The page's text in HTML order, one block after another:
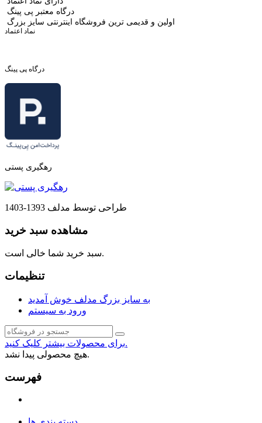
درگاه معتبر پی پینگ
اولین و قدیمی ترین فروشگاه اینترنتی سایز بزرگ
نماد اعتماد
درگاه پی پینگ
رهگیری پستی
طراحی توسط مدلف 1393-1403
مشاهده سبد خرید
سبد خرید شما خالی است.
تنظیمات
به سایز بزرگ مدلف خوش آمدید
ورود به سیستم
برای محصولات بیشتر کلیک کنید.
هیچ محصولی پیدا نشد.
فهرست